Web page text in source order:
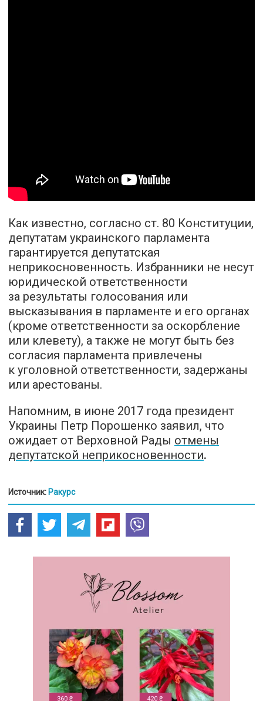
Как известно, согласно ст. 80 Конституции,
депутатам украинского парламента
гарантируется депутатская
неприкосновенность. Избранники не несут
юридической ответственности
за результаты голосования или
высказывания в парламенте и его органах
(кроме ответственности за оскорбление
или клевету), а также не могут быть без
согласия парламента привлечены
к уголовной ответственности, задержаны
или арестованы.
Напомним, в июне 2017 года президент
Украины Петр Порошенко заявил, что
ожидает от Верховной Рады отмены
депутатской неприкосновенности.
Источник: Ракурс